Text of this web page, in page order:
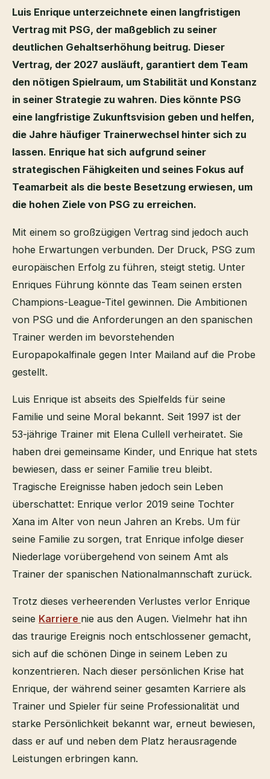
Luis Enrique unterzeichnete einen langfristigen
Vertrag mit PSG, der maßgeblich zu seiner
deutlichen Gehaltserhöhung beitrug. Dieser
Vertrag, der 2027 ausläuft, garantiert dem Team
den nötigen Spielraum, um Stabilität und Konstanz
in seiner Strategie zu wahren. Dies könnte PSG
eine langfristige Zukunftsvision geben und helfen,
die Jahre häufiger Trainerwechsel hinter sich zu
lassen. Enrique hat sich aufgrund seiner
strategischen Fähigkeiten und seines Fokus auf
Teamarbeit als die beste Besetzung erwiesen, um
die hohen Ziele von PSG zu erreichen.
Mit einem so großzügigen Vertrag sind jedoch auch
hohe Erwartungen verbunden. Der Druck, PSG zum
europäischen Erfolg zu führen, steigt stetig. Unter
Enriques Führung könnte das Team seinen ersten
Champions-League-Titel gewinnen. Die Ambitionen
von PSG und die Anforderungen an den spanischen
Trainer werden im bevorstehenden
Europapokalfinale gegen Inter Mailand auf die Probe
gestellt.
Luis Enrique ist abseits des Spielfelds für seine
Familie und seine Moral bekannt. Seit 1997 ist der
53-jährige Trainer mit Elena Cullell verheiratet. Sie
haben drei gemeinsame Kinder, und Enrique hat stets
bewiesen, dass er seiner Familie treu bleibt.
Tragische Ereignisse haben jedoch sein Leben
überschattet: Enrique verlor 2019 seine Tochter
Xana im Alter von neun Jahren an Krebs. Um für
seine Familie zu sorgen, trat Enrique infolge dieser
Niederlage vorübergehend von seinem Amt als
Trainer der spanischen Nationalmannschaft zurück.
Trotz dieses verheerenden Verlustes verlor Enrique
seine Karriere nie aus den Augen. Vielmehr hat ihn
das traurige Ereignis noch entschlossener gemacht,
sich auf die schönen Dinge in seinem Leben zu
konzentrieren. Nach dieser persönlichen Krise hat
Enrique, der während seiner gesamten Karriere als
Trainer und Spieler für seine Professionalität und
starke Persönlichkeit bekannt war, erneut bewiesen,
dass er auf und neben dem Platz herausragende
Leistungen erbringen kann.